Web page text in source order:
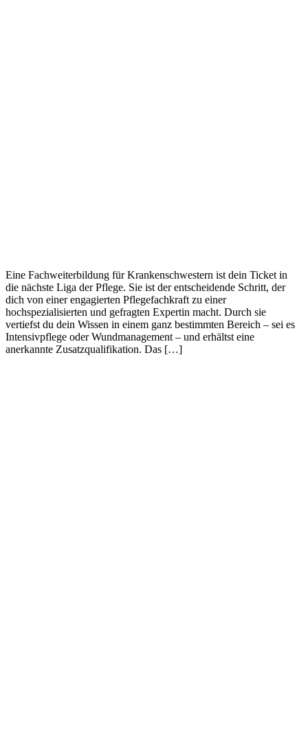
Eine Fachweiterbildung für Krankenschwestern ist dein Ticket in
die nächste Liga der Pflege. Sie ist der entscheidende Schritt, der
dich von einer engagierten Pflegefachkraft zu einer
hochspezialisierten und gefragten Expertin macht. Durch sie
vertiefst du dein Wissen in einem ganz bestimmten Bereich – sei es
Intensivpflege oder Wundmanagement – und erhältst eine
anerkannte Zusatzqualifikation. Das […]